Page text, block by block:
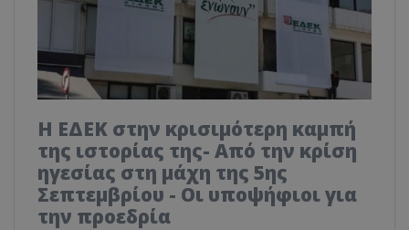
Η ΕΔΕΚ στην κρισιμότερη καμπή
της ιστορίας της- Από την κρίση
ηγεσίας στη μάχη της 5ης
Σεπτεμβρίου - Οι υποψήφιοι για
την προεδρία